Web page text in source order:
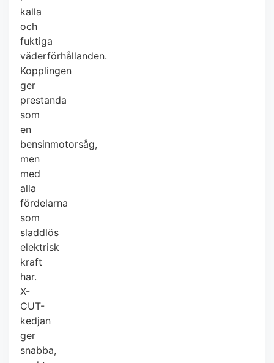
kalla
och
fuktiga
väderförhållanden.
Kopplingen
ger
prestanda
som
en
bensinmotorsåg,
men
med
alla
fördelarna
som
sladdlös
elektrisk
kraft
har.
X-
CUT-
kedjan
ger
snabba,